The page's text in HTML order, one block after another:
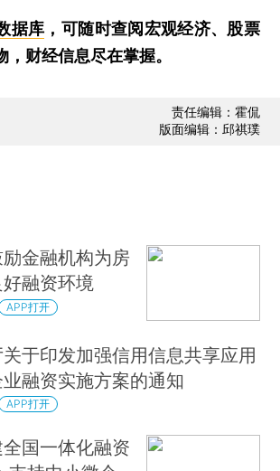
据库 ，可随时查阅宏观经济、股票
财经信息尽在掌握。
责任编辑：霍侃
版面编辑：邱祺璞
金融机构为房
融资环境
APP打开
于印发加强信用信息共享应用
融资实施方案的通知
APP打开
国一体化融资